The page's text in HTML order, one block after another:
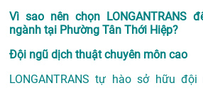
Vì sao nên chọn LONGANTRANS
ngành tại Phường Tân Thới Hiệp?
Đội ngũ dịch thuật chuyên môn cao
LONGANTRANS tự hào sở hữu